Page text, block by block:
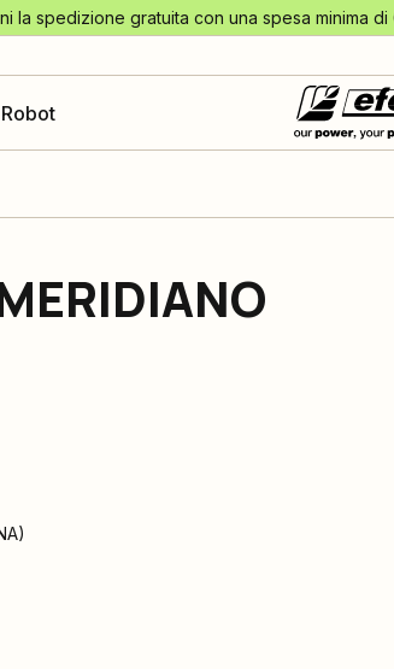
la spedizione gratuita con una spesa minima
)